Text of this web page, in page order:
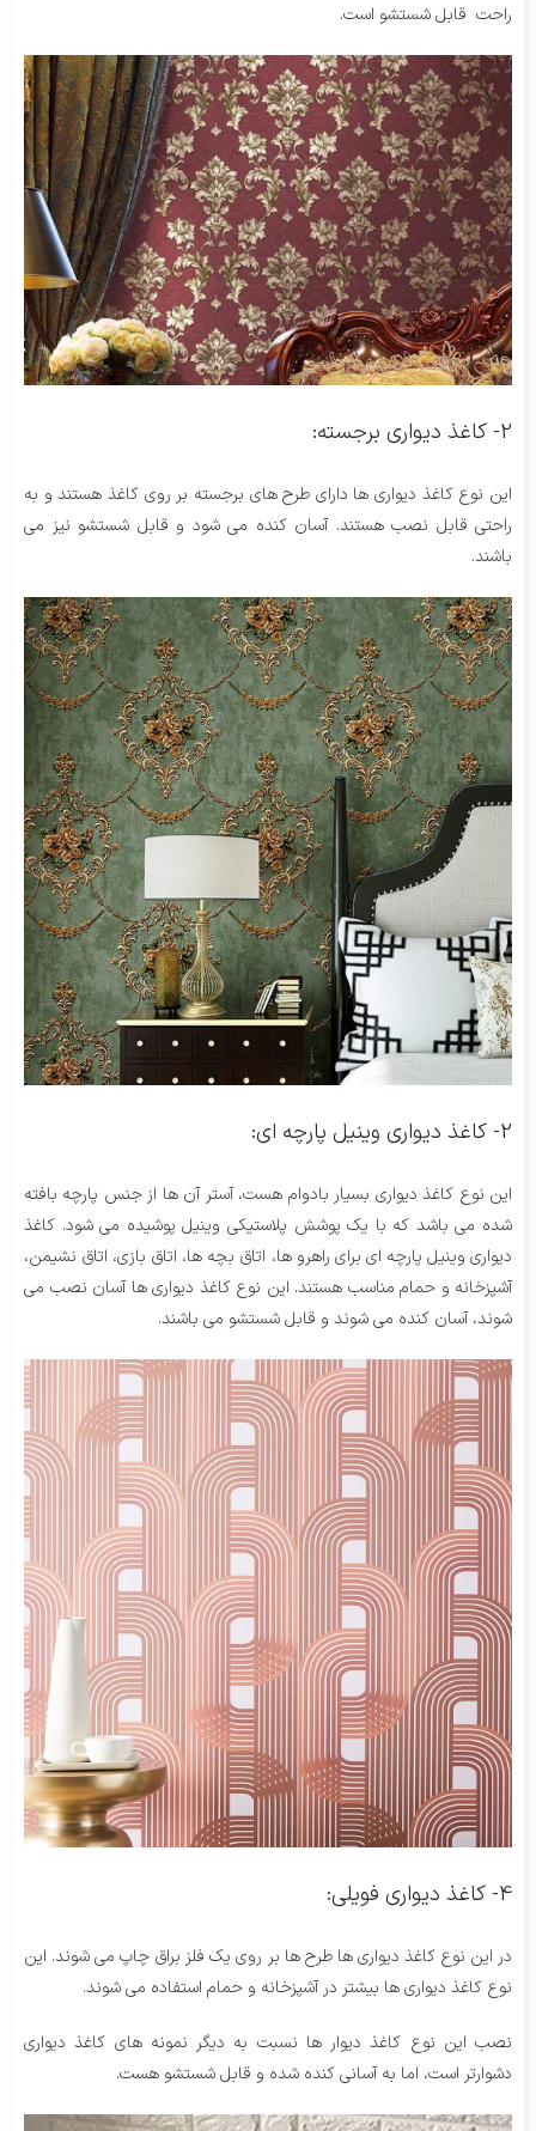
راحت قابل شستشو است.
2- کاغذ دیواری برجسته:
این نوع کاغذ دیواری ها دارای طرح های برجسته بر روی کاغذ هستند و به
راحتی قابل نصب هستند. آسان کنده می شود و قابل شستشو نیز می
باشند.
2- کاغذ دیواری وینیل پارچه ای:
این نوع کاغذ دیواری بسیار بادوام هست، آستر آن ها از جنس پارچه بافته
شده می باشد که با یک پوشش پلاستیکی وینیل پوشیده می شود. کاغذ
دیواری وینیل پارچه ای برای راهرو ها، اتاق بچه ها، اتاق بازی، اتاق نشیمن،
آشپزخانه و حمام مناسب هستند. این نوع کاغذ دیواری ها آسان نصب می
شوند، آسان کنده می شوند و قابل شستشو می باشند.
4- کاغذ دیواری فویلی:
در این نوع کاغذ دیواری ها طرح ها بر روی یک فلز براق چاپ می شوند. این
نوع کاغذ دیواری ها بیشتر در آشپزخانه و حمام استفاده می شوند.
نصب این نوع کاغذ دیوار ها نسبت به دیگر نمونه های کاغذ دیواری
دشوارتر است، اما به آسانی کنده شده و قابل شستشو هست.